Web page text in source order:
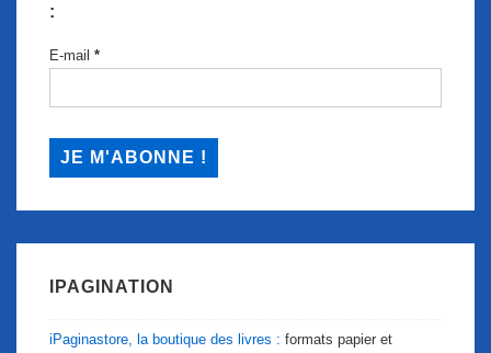
:
E-mail *
IPAGINATION
iPaginastore, la boutique des livres : formats papier et